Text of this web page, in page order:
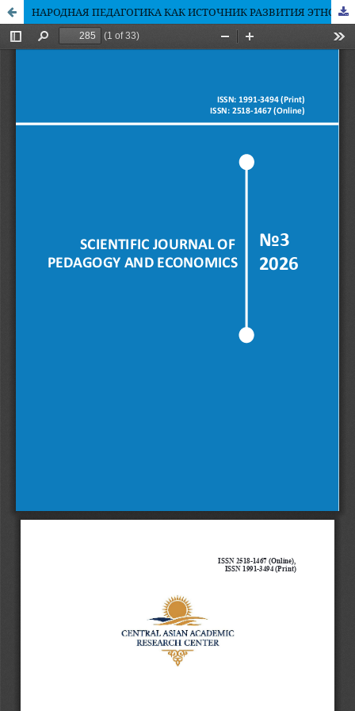
НАРОДНАЯ ПЕДАГОГИКА КАК ИСТОЧНИК РАЗВИТИЯ ЭТНОХУДОЖЕСТВЕННОГО ПОТЕНЦИАЛА СТУДЕНТОВ ТВОРЧЕСКИХ СПЕЦИАЛЬНОСТЕЙ ВУЗА КАЗАХСТАНА